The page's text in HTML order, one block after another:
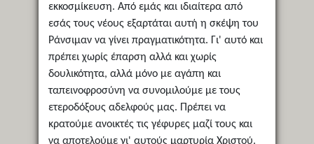
εκκοσμίκευση. Από εμάς και ιδιαίτερα από
εσάς τους νέους εξαρτάται αυτή η σκέψη του
Ράνσιμαν να γίνει πραγματικότητα. Γι' αυτό και
πρέπει χωρίς έπαρση αλλά και χωρίς
δουλικότητα, αλλά μόνο με αγάπη και
ταπεινοφροσύνη να συνομιλούμε με τους
ετεροδόξους αδελφούς μας. Πρέπει να
κρατούμε ανοικτές τις γέφυρες μαζί τους και
να αποτελούμε γι' αυτούς μαρτυρία Χριστού.